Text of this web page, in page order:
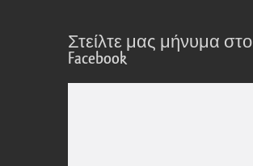
Στείλτε μας μήνυμα στο
Facebook